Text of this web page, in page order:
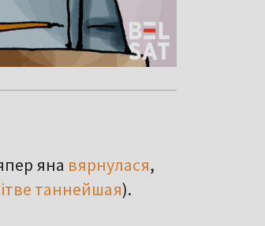
яна вярнулася,
таннейшая).